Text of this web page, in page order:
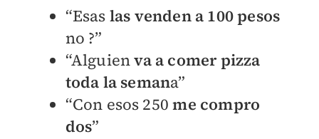
“Esas las venden a 100 pesos
no ?”
“Alguienva a comer pizza
toda la semana”
“Con esos 250me compro
dos”